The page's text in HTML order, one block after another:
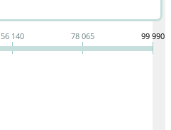
56 140 78 065 99 990